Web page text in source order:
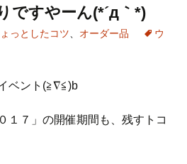
ですやーん(*´д｀*)
っとしたコツ オーダー品
ウ
ベント(≧∇≦)b
１７」の開催期間も、残すトコ